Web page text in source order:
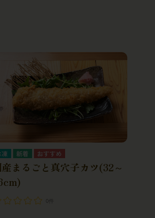
産まるごと真穴子カツ(32～